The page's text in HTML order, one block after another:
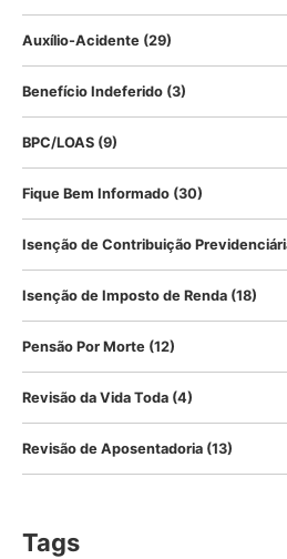
Auxílio-Acidente (29)
Benefício Indeferido (3)
BPC/LOAS (9)
Fique Bem Informado (30)
Isenção de Contribuição
Isenção de Imposto de Renda (18)
Pensão Por Morte (12)
Revisão da Vida Toda (4)
Revisão de Aposentadoria (13)
Tags